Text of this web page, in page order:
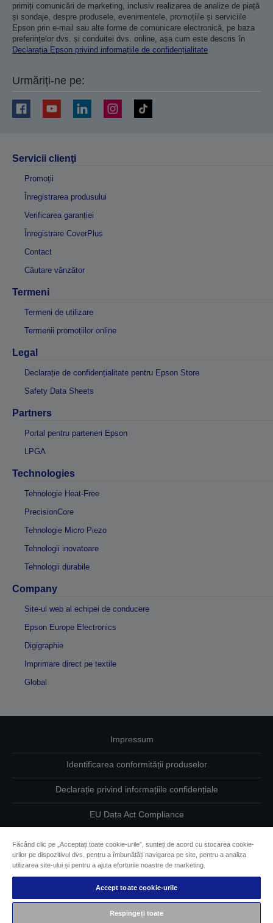
primiți comunicări de marketing, inclusiv realizarea de analize de piață
și sondaje, despre produsele, evenimentele, promoțiile și serviciile
Epson prin e-mail sau alte forme de comunicare electronică, pe baza
preferințelor dvs. și conduitei dvs. online, așa cum este descris în
Declarația Epson privind informațiile de confidențialitate
Urmăriți-ne pe:
Servicii clienţi
Promoţii
Înregistrarea produsului
Verificarea garanției
Înregistrare CoverPlus
Contact
Căutare vânzător
Termeni
Termeni de utilizare
Termenii promoțiilor online
Legal
Declarație de confidențialitate pentru Epson Store
Safety Data Sheets
Partners
Portal pentru parteneri Epson
LPGA
Technologies
Tehnologie Heat-Free
PrecisionCore
Tehnologie Micro Piezo
Tehnologii inovatoare
Tehnologii durabile
Company
Site-ul web al echipei de conducere
Epson Europe Electronics
Digigraphie
Imprimare direct pe textile
Global
Impressum
Identificarea conformității produselor
Declarație privind informațiile confidențiale
EU Data Act Compliance
Informaţii despre modulele cookie
Angajamentul Epson pe linie de accesibilitate
Făcând clic pe „Acceptați toate cookie-urile”, sunteți de acord cu stocarea cookie-
urilor pe dispozitivul dvs. pentru a îmbunătăți navigarea pe site, pentru a analiza
utilizarea site-ului și pentru a ajuta eforturile noastre de marketing.
Accept toate cookie-urile
Respingeți toate